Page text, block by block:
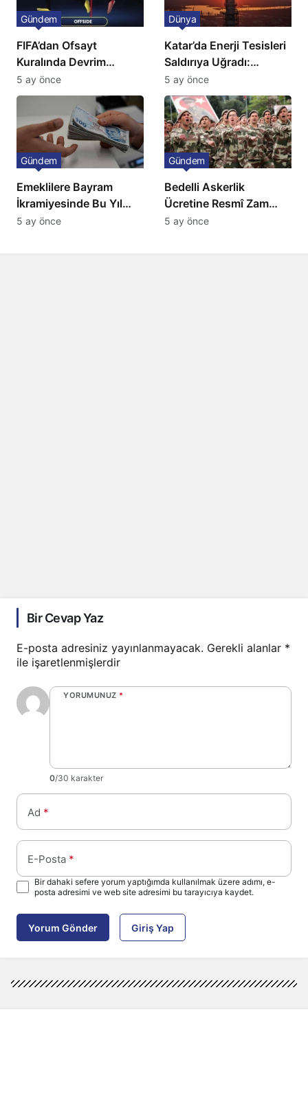
FIFA’dan Ofsayt
Kuralında Devrim
Niteliğinde Onay
Gündem
5 ay önce
Katar’da Enerji Tesisleri
Saldırıya Uğradı:
Avrupa’da Doğalgaz
Fiyatlarında Sert Artış
Dünya
5 ay önce
Emeklilere Bayram
İkramiyesinde Bu Yıl
Artış Gelmeyecek
Gündem
5 ay önce
Bedelli Askerlik
Ücretine Resmî Zam
Geliyor
Gündem
5 ay önce
Bir Cevap Yaz
E-posta adresiniz yayınlanmayacak. Gerekli alanlar *
ile işaretlenmişlerdir
YORUMUNUZ *
0/30 karakter
Ad *
E-Posta *
Bir dahaki sefere yorum yaptığımda kullanılmak üzere adımı, e-
posta adresimi ve web site adresimi bu tarayıcıya kaydet.
Yorum Gönder Giriş Yap